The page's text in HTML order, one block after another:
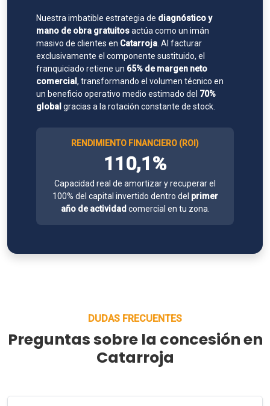
Nuestra imbatible estrategia de diagnóstico y
mano de obra gratuitosactúa como un imán
masivo de clientes en Catarroja . Al facturar
exclusivamente el componente sustituido, el
franquiciado retiene un 65% de margen neto
comercial , transformando el volumen técnico en
un beneficio operativo medio estimado del 70%
global gracias a la rotación constante de stock.
RENDIMIENTO FINANCIERO (ROI)
110,1%
Capacidad real de amortizar y recuperar el
100% del capital invertido dentro del primer
año de actividad comercial en tu zona.
DUDAS FRECUENTES
Preguntas sobre la concesión en
Catarroja